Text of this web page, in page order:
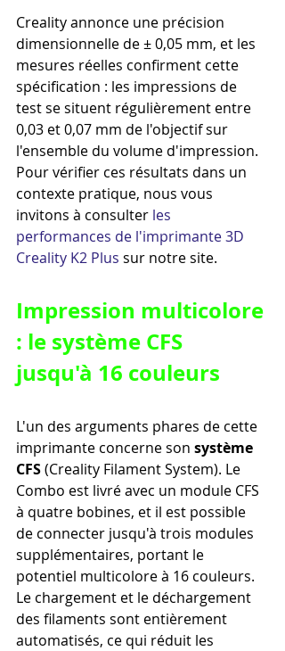
Creality annonce une précision
dimensionnelle de ± 0,05 mm, et les
mesures réelles confirment cette
spécification : les impressions de
test se situent régulièrement entre
0,03 et 0,07 mm de l'objectif sur
l'ensemble du volume d'impression.
Pour vérifier ces résultats dans un
contexte pratique, nous vous
invitons à consulter les
performances de l'imprimante 3D
Creality K2 Plus sur notre site.
Impression multicolore
: le système CFS
jusqu'à 16 couleurs
L'un des arguments phares de cette
imprimante concerne son système
CFS (Creality Filament System). Le
Combo est livré avec un module CFS
à quatre bobines, et il est possible
de connecter jusqu'à trois modules
supplémentaires, portant le
potentiel multicolore à 16 couleurs.
Le chargement et le déchargement
des filaments sont entièrement
automatisés, ce qui réduit les